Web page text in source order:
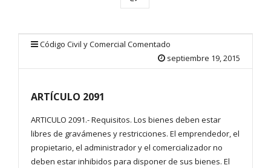
Código Civil y Comercial Comentado
septiembre 19, 2015
ARTÍCULO 2091
ARTICULO 2091.- Requisitos. Los bienes deben estar
libres de gravámenes y restricciones. El emprendedor, el
propietario, el administrador y el comercializador no
deben estar inhibidos para disponer de sus bienes. El